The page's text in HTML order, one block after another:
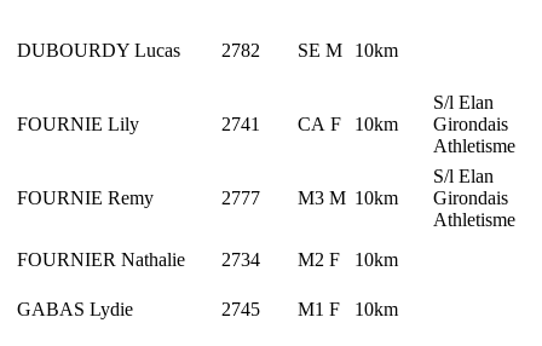
DUBOURDY Lucas 2782 SE M 10km
FOURNIE Lily 2741 CA F 10km
S/l Elan
Girondais
Athletisme
FOURNIE Remy 2777 M3 M 10km
S/l Elan
Girondais
Athletisme
FOURNIER Nathalie
2734 M2 F 10km
GABAS Lydie 2745 M1 F 10km